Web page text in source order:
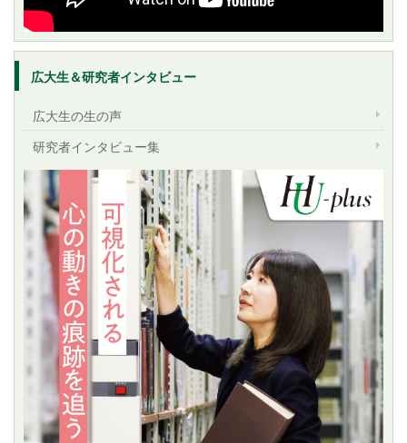
広大生＆研究者インタビュー
広大生の生の声
研究者インタビュー集